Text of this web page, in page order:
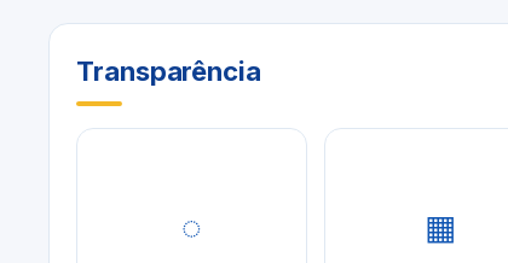
Transparência
◌ ▦